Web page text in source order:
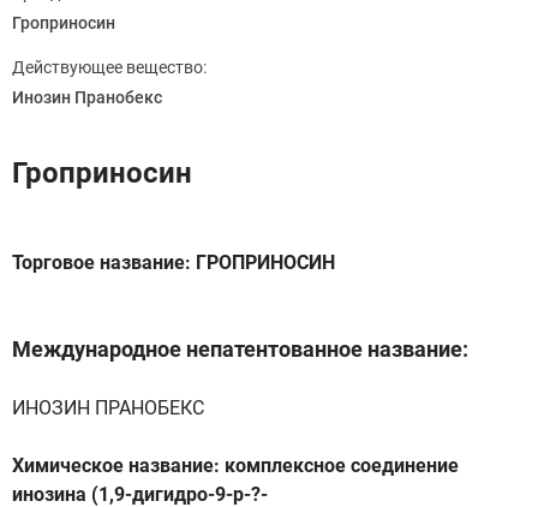
Гроприносин
Действующее вещество:
Инозин Пранобекс
Гроприносин
Торговое название: ГРОПРИНОСИН
Международное непатентованное название:
ИНОЗИН ПРАНОБЕКС
Химическое название: комплексное соединение
инозина (1,9-дигидро-9-р-?-